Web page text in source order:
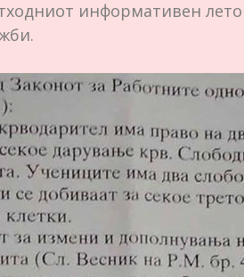
информативен